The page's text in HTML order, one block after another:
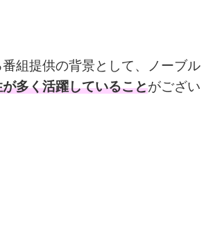
組提供の背景として、ノーブル
多く活躍していることがござい